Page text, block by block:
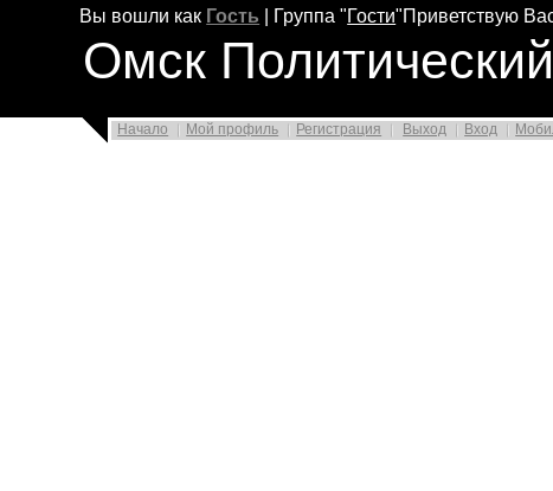
Вы вошли как Гость Группа "Гости"Приветствую
Омск Политический
Начало Мой профиль Регистрация Выход Вход